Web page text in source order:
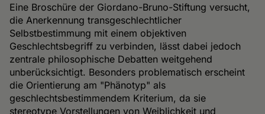
Eine Broschüre der Giordano-Bruno-Stiftung versucht,
die Anerkennung transgeschlechtlicher
Selbstbestimmung mit einem objektiven
Geschlechtsbegriff zu verbinden, lässt dabei jedoch
zentrale philosophische Debatten weitgehend
unberücksichtigt. Besonders problematisch erscheint
die Orientierung am "Phänotyp" als
geschlechtsbestimmendem Kriterium, da sie
stereotype Vorstellungen von Weiblichkeit und